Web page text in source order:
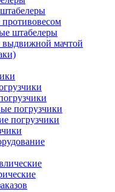
штабелеры
мачтой
погрузчики
погрузчики